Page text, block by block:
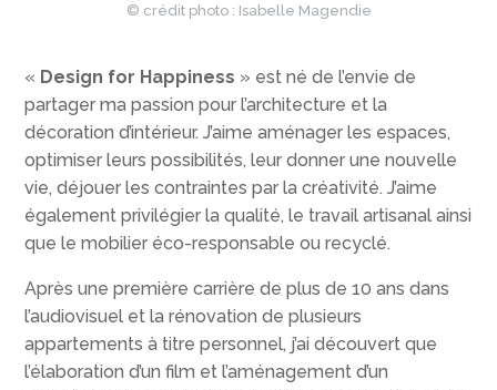
© crédit photo : Isabelle Magendie
« Design for Happiness » est né de l’envie de
partager ma passion pour l’architecture et la
décoration d’intérieur. J’aime aménager les espaces,
optimiser leurs possibilités, leur donner une nouvelle
vie, déjouer les contraintes par la créativité. J’aime
également privilégier la qualité, le travail artisanal ainsi
que le mobilier éco-responsable ou recyclé.
Après une première carrière de plus de 10 ans dans
l’audiovisuel et la rénovation de plusieurs
appartements à titre personnel, j’ai découvert que
l’élaboration d’un film et l’aménagement d’un